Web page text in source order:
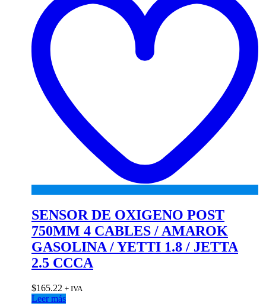
SENSOR DE OXIGENO POST
750MM 4 CABLES / AMAROK
GASOLINA / YETTI 1.8 / JETTA
2.5 CCCA
$165.22 + IVA
Leer más